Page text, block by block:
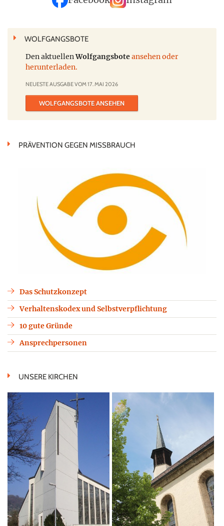
WOLFGANGSBOTE
Den aktuellenWolfgangsboteansehen oder
herunterladen.
NEUESTE AUSGABE VOM 17. MAI 2026
WOLFGANGSBOTE ANSEHEN
PRÄVENTION GEGEN MISSBRAUCH
Das Schutzkonzept
Verhaltenskodex und Selbstverpflichtung
10 gute Gründe
Ansprechpersonen
UNSERE KIRCHEN